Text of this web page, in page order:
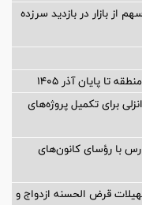
از بازار در بازدید سرزده
تا پایان آذر ۱۴۰۵
برای تكمیل پروژه‌های
با رؤسای کانون‌های
ریال تسهیلات قرض الحسنه ازدواج و